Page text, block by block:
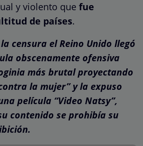
y violento que fue
de países.
censura el Reino Unido llegó
obscenamente ofensiva
más brutal proyectando
la mujer” y la expuso
película “Video Natsy”,
contenido se prohibía su